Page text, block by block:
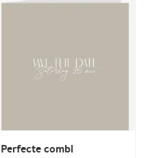
Perfecte combi